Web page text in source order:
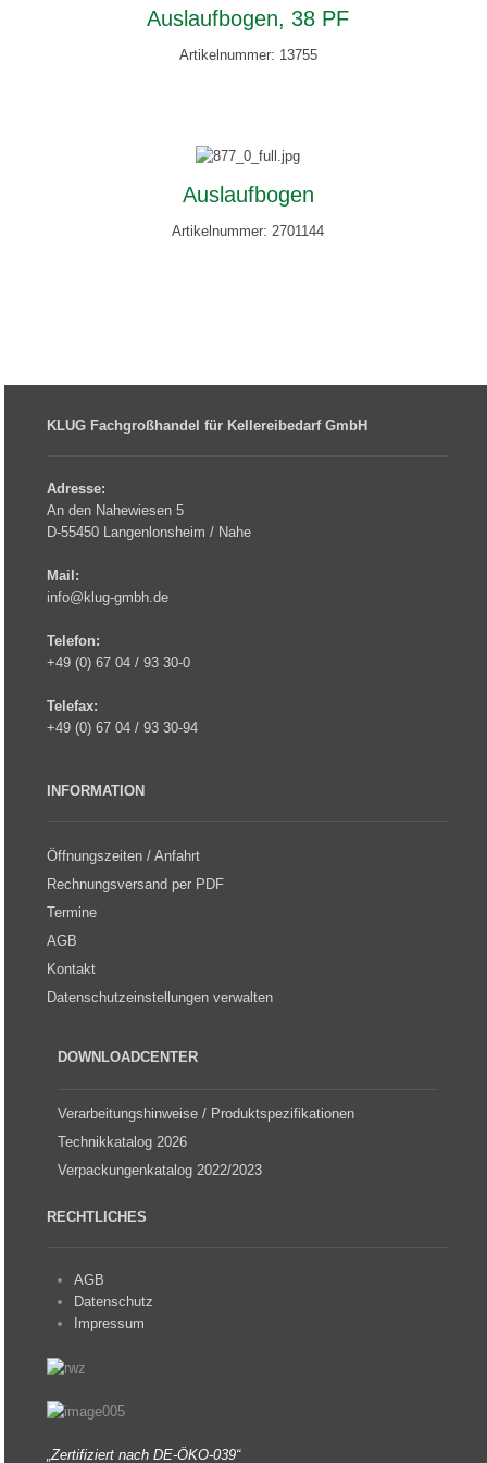
Auslaufbogen, 38 PF
Artikelnummer: 13755
Auslaufbogen
Artikelnummer: 2701144
KLUG Fachgroßhandel für Kellereibedarf GmbH
Adresse:
An den Nahewiesen 5
D-55450 Langenlonsheim / Nahe
Mail:
info@klug-gmbh.de
Telefon:
+49 (0) 67 04 / 93 30-0
Telefax:
+49 (0) 67 04 / 93 30-94
INFORMATION
Öffnungszeiten / Anfahrt
Rechnungsversand per PDF
Termine
AGB
Kontakt
Datenschutzeinstellungen verwalten
DOWNLOADCENTER
Verarbeitungshinweise / Produktspezifikationen
Technikkatalog 2026
Verpackungenkatalog 2022/2023
RECHTLICHES
AGB
Datenschutz
Impressum
„Zertifiziert nach DE-ÖKO-039“